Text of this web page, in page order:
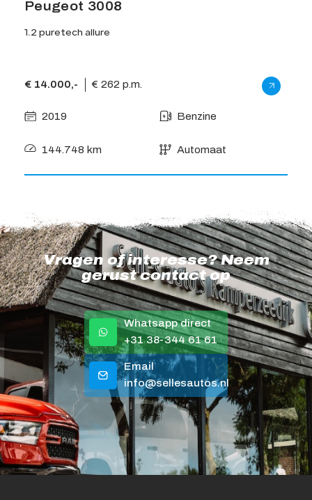
Peugeot 3008
1.2 puretech allure
€ 14.000,- € 262 p.m.
2019 Benzine
144.748 km Automaat
Vragen of interesse? Neem
gerust contact op
Whatsapp direct
+31 38-344 61 61
Email
info@sellesautos.nl